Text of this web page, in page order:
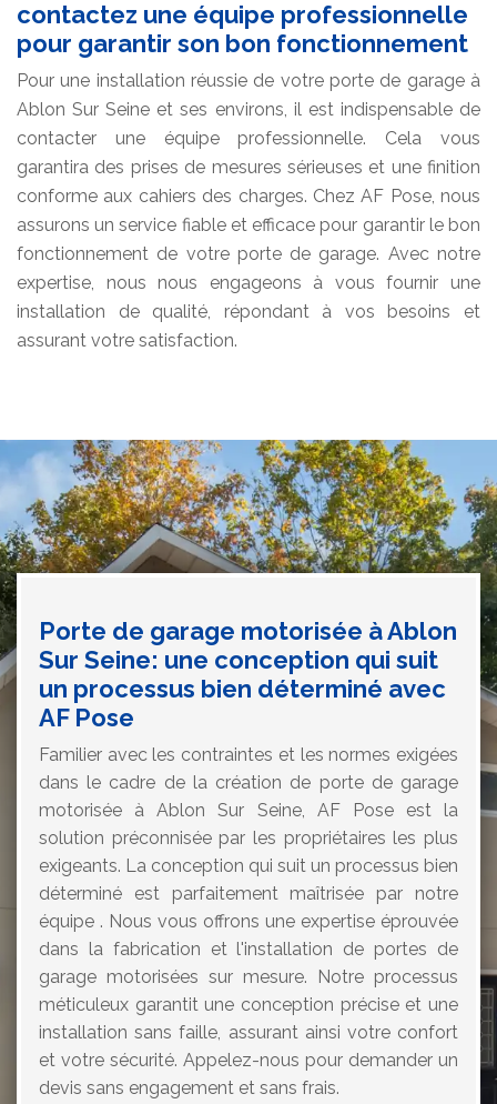
contactez une équipe professionnelle
pour garantir son bon fonctionnement
Pour une installation réussie de votre porte de garage à
Ablon Sur Seine et ses environs, il est indispensable de
contacter une équipe professionnelle. Cela vous
garantira des prises de mesures sérieuses et une finition
conforme aux cahiers des charges. Chez AF Pose, nous
assurons un service fiable et efficace pour garantir le bon
fonctionnement de votre porte de garage. Avec notre
expertise, nous nous engageons à vous fournir une
installation de qualité, répondant à vos besoins et
assurant votre satisfaction.
Porte de garage motorisée à Ablon
Sur Seine: une conception qui suit
un processus bien déterminé avec
AF Pose
Familier avec les contraintes et les normes exigées
dans le cadre de la création de porte de garage
motorisée à Ablon Sur Seine, AF Pose est la
solution préconnisée par les propriétaires les plus
exigeants. La conception qui suit un processus bien
déterminé est parfaitement maîtrisée par notre
équipe . Nous vous offrons une expertise éprouvée
dans la fabrication et l'installation de portes de
garage motorisées sur mesure. Notre processus
méticuleux garantit une conception précise et une
installation sans faille, assurant ainsi votre confort
et votre sécurité. Appelez-nous pour demander un
devis sans engagement et sans frais.